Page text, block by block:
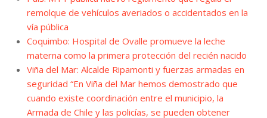
remolque de vehículos averiados o accidentados en la
vía pública
Coquimbo: Hospital de Ovalle promueve la leche
materna como la primera protección del recién nacido
Viña del Mar: Alcalde Ripamonti y fuerzas armadas en
seguridad “En Viña del Mar hemos demostrado que
cuando existe coordinación entre el municipio, la
Armada de Chile y las policías, se pueden obtener